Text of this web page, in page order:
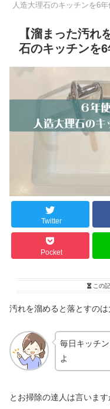
人造大理石のキッチンを6
【溜まった汚れ
石のキッチンを
Twitter
Pocket
この
汚れを溜めると落とすのは
毎日キッチ
よ
とお掃除の達人は言いま